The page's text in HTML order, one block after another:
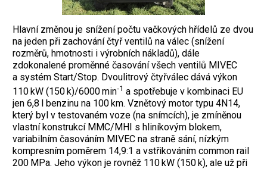
Hlavní změnou je snížení počtu vačkových hřídelů ze dvou
na jeden při zachování čtyř ventilů na válec (snížení
rozměrů, hmotnosti i výrobních nákladů), dále
zdokonalené proměnné časování všech ventilů MIVEC
a systém Start/Stop. Dvoulitrový čtyřválec dává výkon
110 kW (150 k)/6000 min‑1 a spotřebuje v kombinaci EU
jen 6,8 l benzinu na 100 km. Vznětový motor typu 4N14,
který byl v testovaném voze (na snímcích), je zmíněnou
vlastní ­konstrukcí MMC/MHI s hliníkovým blokem,
variabilním časováním MIVEC na straně sání, nízkým
kompresním poměrem 14,9:1 a vstřikováním common rail
200 MPa. Jeho výkon je rovněž 110 kW (150 k), ale už při